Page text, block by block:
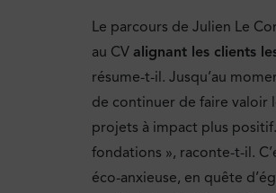
Le parcours de Julien Le
au CV alignant les clients
résume-t-il. Jusqu’au
de continuer de faire valoir
projets à impact plus
fondations », raconte-t-il.
éco-anxieuse, en quête